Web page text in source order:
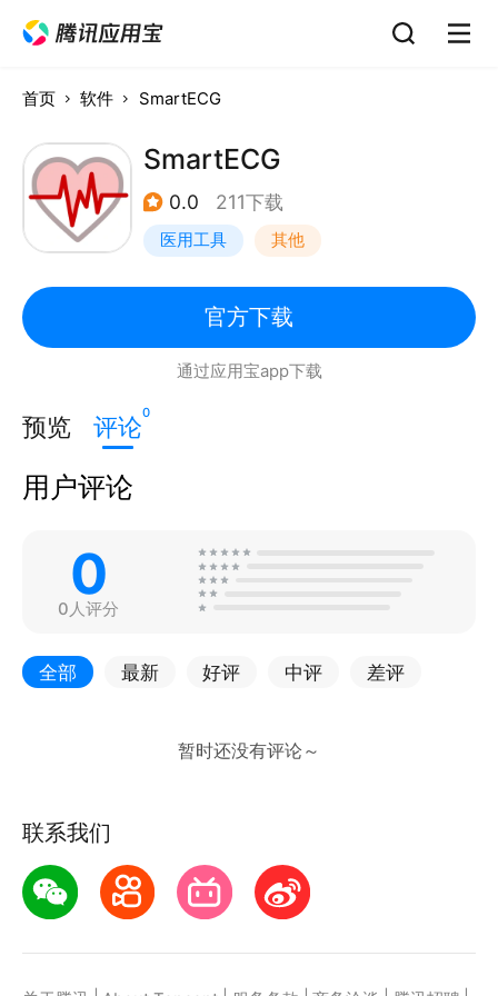
首页 软件 SmartECG
SmartECG
0.0 211下载
医用工具 其他
官方下载
通过应用宝app下载
预览 评论0
用户评论
0
0人评分
全部 最新 好评 中评 差评
联系我们